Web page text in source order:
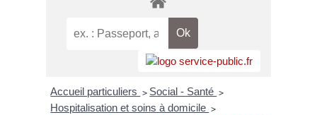
Accueil particuliers > Social - Santé >
Hospitalisation et soins à domicile >